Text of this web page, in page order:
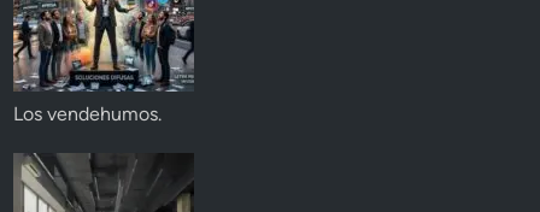
Los vendehumos.